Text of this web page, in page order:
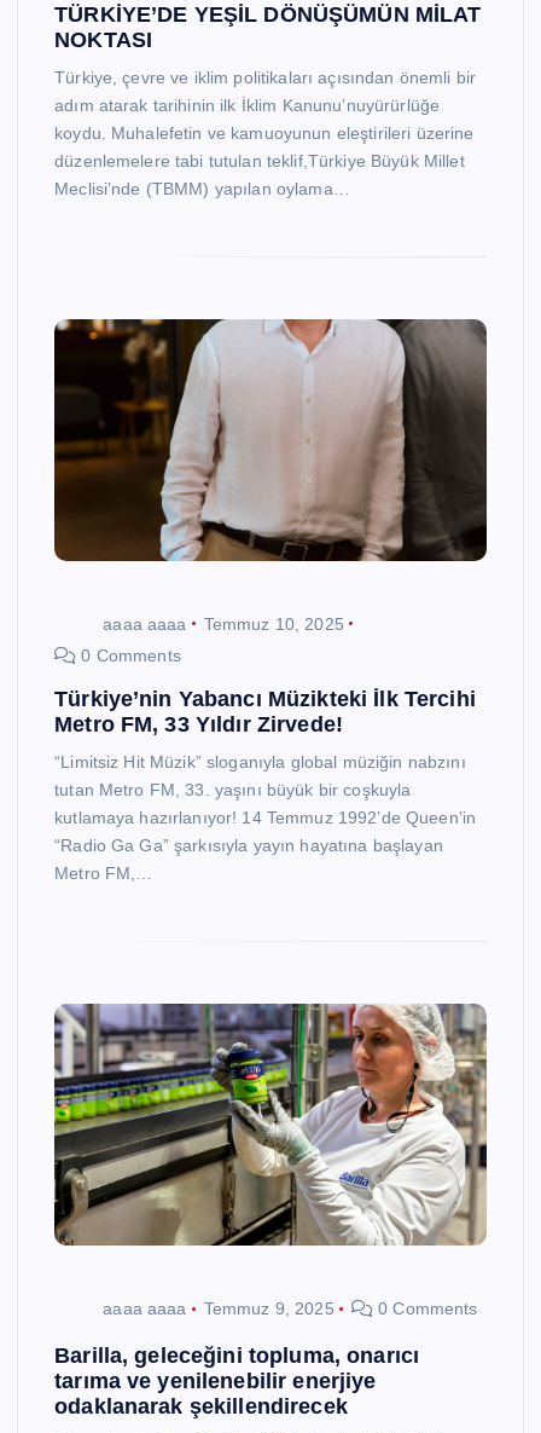
TÜRKİYE’DE YEŞİL DÖNÜŞÜMÜN MİLAT
NOKTASI
Türkiye, çevre ve iklim politikaları açısından önemli bir
adım atarak tarihinin ilk İklim Kanunu’nuyürürlüğe
koydu. Muhalefetin ve kamuoyunun eleştirileri üzerine
düzenlemelere tabi tutulan teklif,Türkiye Büyük Millet
Meclisi’nde (TBMM) yapılan oylama…
aaaa aaaa
Temmuz 10, 2025
0 Comments
Türkiye’nin Yabancı Müzikteki İlk Tercihi
Metro FM, 33 Yıldır Zirvede!
“Limitsiz Hit Müzik” sloganıyla global müziğin nabzını
tutan Metro FM, 33. yaşını büyük bir coşkuyla
kutlamaya hazırlanıyor! 14 Temmuz 1992’de Queen’in
“Radio Ga Ga” şarkısıyla yayın hayatına başlayan
Metro FM,…
aaaa aaaa Temmuz 9, 2025 0 Comments
Barilla, geleceğini topluma, onarıcı
tarıma ve yenilenebilir enerjiye
odaklanarak şekillendirecek